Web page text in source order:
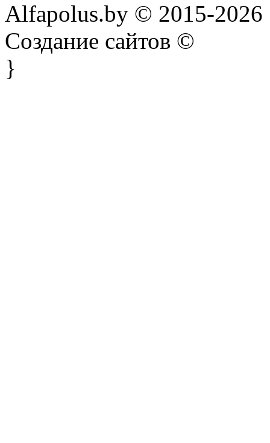
Alfapolus.by © 2015-2026
Создание сайтов ©
}